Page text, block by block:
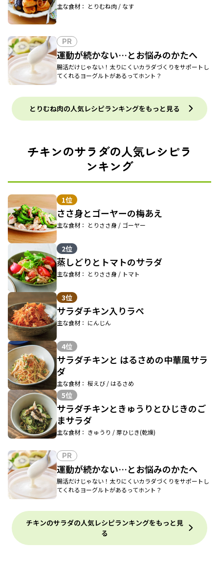
主な食材： とりむね肉 / なす
PR
運動が続かない…とお悩みのかたへ
腸活だけじゃない！太りにくいカラダづくりをサポートし
てくれるヨーグルトがあるってホント？
とりむね肉の人気レシピランキングをもっと見る
チキンのサラダの人気レシピラ
ンキング
1位
ささ身とゴーヤーの梅あえ
主な食材： とりささ身 / ゴーヤー
2位
蒸しどりとトマトのサラダ
主な食材： とりささ身 / トマト
3位
サラダチキン入りラぺ
主な食材： にんじん
4位
サラダチキンと はるさめの中華風サラ
ダ
主な食材： 桜えび / はるさめ
5位
サラダチキンときゅうりとひじきのご
まサラダ
主な食材： きゅうり / 芽ひじき(乾燥)
PR
運動が続かない…とお悩みのかたへ
腸活だけじゃない！太りにくいカラダづくりをサポートし
てくれるヨーグルトがあるってホント？
チキンのサラダの人気レシピランキングをもっと見
る